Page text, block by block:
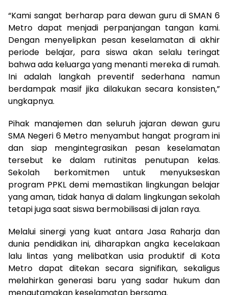
“Kami sangat berharap para dewan guru di SMAN 6
Metro dapat menjadi perpanjangan tangan kami.
Dengan menyelipkan pesan keselamatan di akhir
periode belajar, para siswa akan selalu teringat
bahwa ada keluarga yang menanti mereka di rumah.
Ini adalah langkah preventif sederhana namun
berdampak masif jika dilakukan secara konsisten,”
ungkapnya.
Pihak manajemen dan seluruh jajaran dewan guru
SMA Negeri 6 Metro menyambut hangat program ini
dan siap mengintegrasikan pesan keselamatan
tersebut ke dalam rutinitas penutupan kelas.
Sekolah berkomitmen untuk menyukseskan
program PPKL demi memastikan lingkungan belajar
yang aman, tidak hanya di dalam lingkungan sekolah
tetapi juga saat siswa bermobilisasi di jalan raya.
Melalui sinergi yang kuat antara Jasa Raharja dan
dunia pendidikan ini, diharapkan angka kecelakaan
lalu lintas yang melibatkan usia produktif di Kota
Metro dapat ditekan secara signifikan, sekaligus
melahirkan generasi baru yang sadar hukum dan